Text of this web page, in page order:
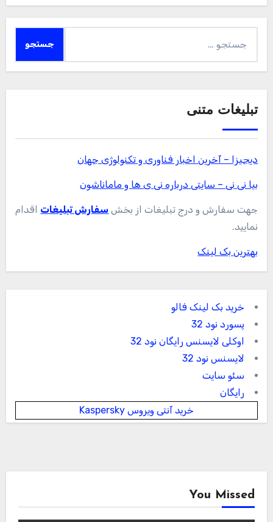
برای:
تبلیغات متنی
دیجیزا – آخرین اخبار فناوری و تکنولوژی جهان
بیا نی نی – سایتی درباره نی ی ها و ماماناشون
جهت سفارش و درج تبلیغات از بخش سفارش تبلیغات اقدام
نمایید.
بهترین بک لینک
خرید بک لینک فالو
پسورد نود 32
اوکلی لایسنس رایگان نود 32
لایسنس نود 32
سئو سایت
رایگان
خرید آنتی ویروس Kaspersky
You Missed